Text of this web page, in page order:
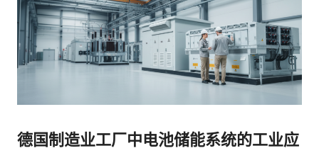
德国制造业工厂中电池储能系统的工业应